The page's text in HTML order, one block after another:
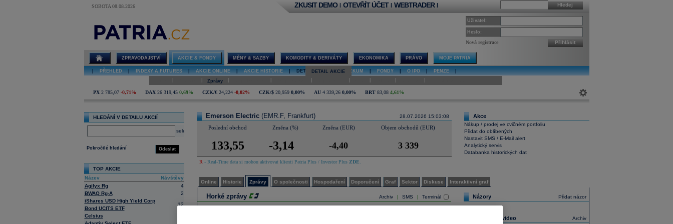
SOBOTA 08.08.2026
Emerson
Electric online
Hledej
ZKUSIT DEMO | OTEVŘÍT ÚČET | WEBTRADER |
Uživatel:
Heslo:
Nová registrace Přihlásit
ZPRAVODAJSTVÍ AKCIE & FONDY MĚNY & SAZBY KOMODITY & DERIVÁTY EKONOMIKA PRÁVO MOJE PATRIA
PŘEHLED INDEXY A FUTURES AKCIE ONLINE AKCIE HISTORIE DETAIL AKCIE | VÝZKUM FONDY O IPO PENZE
DETAIL AKCIE
Zprávy
PX 2 785,07 -0,71% DAX 26 319,45 0,69% CZK/€ 24,224 -0,02% CZK/$ 20,959 0,00% AU 4 339,26 0,00% BRT 83,08 4,61%
HLEDÁNÍ V DETAILU AKCIÍ
select
Odeslat
Pokročilé hledání
TOP AKCIE
Název
Návštěvy
Agilyx Rg
4
BWAQ Rg-A
2
iShares USD High Yield Corp
Bond UCITS ETF
12
Celsius
28.07.2026 15:03:08
Emerson Electric (EMR.F, Frankfurt)
Poslední obchod Změna (%) Změna (EUR) Objem obchodů (EUR)
133,55 -3,14 -4,40 3 339
R - Real-Time data si mohou aktivovat klienti Patria Plus / Investor Plus ZDE
Akce
Nákup / prodej ve cvičném portfoliu
Přidat do oblíbených
Nastavit SMS / E-Mail alert
Analytický servis
Databanka historických dat
Online Historie Zprávy O společnosti Hospodaření Doporučení Graf Sektor Diskuse Interaktivní graf
Archiv SMS Terminál
Horké zprávy Přidat názor
Názory
Archiv
Nejnovější video